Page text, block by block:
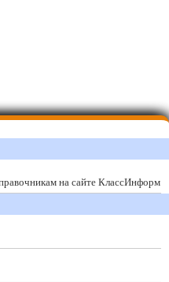
на сайте КлассИнформ